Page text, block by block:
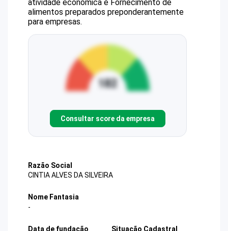
atividade econômica é Fornecimento de
alimentos preparados preponderantemente
para empresas.
Consultar score da empresa
Razão Social
CINTIA ALVES DA SILVEIRA
Nome Fantasia
-
Data de fundação
Situação Cadastral